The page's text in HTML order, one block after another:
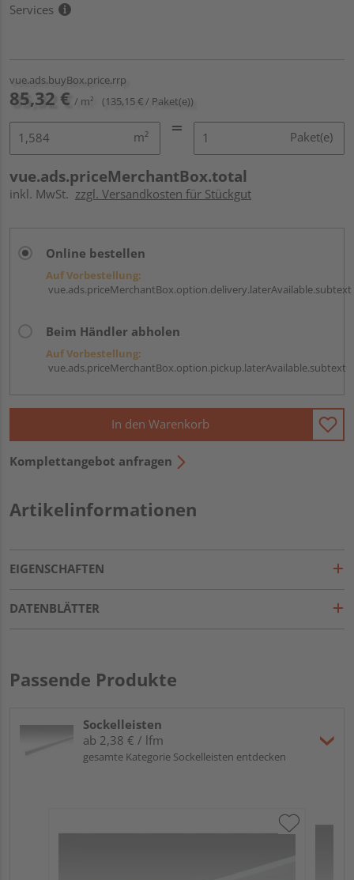
Services
vue.ads.buyBox.price.rrp
85,32 € / m² (135,15 € / Paket(e))
m² Paket(e)
vue.ads.priceMerchantBox.total
inkl. MwSt. zzgl. Versandkosten für Stückgut
Online bestellen
Auf Vorbestellung:
vue.ads.priceMerchantBox.option.delivery.laterAvailable.subtext
Beim Händler abholen
Auf Vorbestellung:
vue.ads.priceMerchantBox.option.pickup.laterAvailable.subtext
In den Warenkorb
Komplettangebot anfragen
Artikelinformationen
EIGENSCHAFTEN
DATENBLÄTTER
Passende Produkte
Sockelleisten
ab 2,38 € / lfm
gesamte Kategorie Sockelleisten entdecken